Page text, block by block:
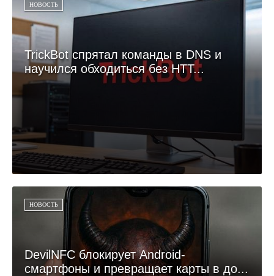
НОВОСТЬ
TrickBot спрятал команды в DNS и
научился обходиться без HTT...
НОВОСТЬ
DevilNFC блокирует Android-
смартфоны и превращает карты в до...